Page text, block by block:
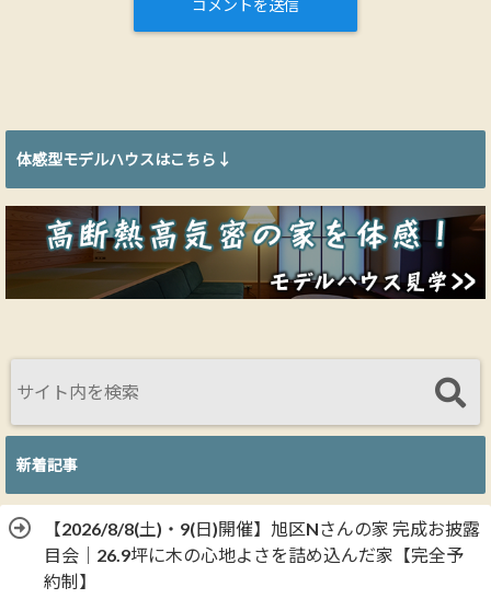
体感型モデルハウスはこちら↓
新着記事
【2026/8/8(土)・9(日)開催】旭区Nさんの家 完成お披露
目会｜26.9坪に木の心地よさを詰め込んだ家【完全予
約制】